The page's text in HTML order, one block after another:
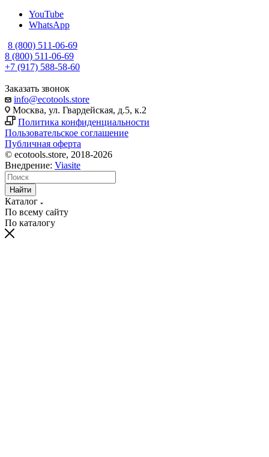
YouTube
WhatsApp
8 (800) 511-06-69
8 (800) 511-06-69
+7 (917) 588-58-60
Заказать звонок
info@ecotools.store
Москва, ул. Гвардейская, д.5, к.2
Политика конфиденциальности
Пользовательское соглашение
Публичная оферта
© ecotools.store, 2018-2026
Внедрение: Viasite
Найти
Каталог
По всему сайту
По каталогу